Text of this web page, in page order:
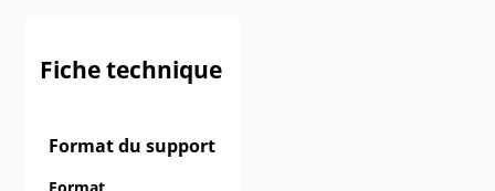
1 000 ex.590,90 €
Fiche technique
Format du support